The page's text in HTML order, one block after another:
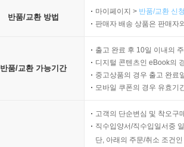
반품/교환 방법
마이페이지 > 반품/교환 신
판매자 배송 상품은 판매자
반품/교환 가능기간
출고 완료 후 10일 이내의
디지털 콘텐츠인 eBook의
중고상품의 경우 출고 완료
모바일 쿠폰의 경우 유효기
고객의 단순변심 및 착오구
직수입양서/직수입일서중
단, 아래의 주문/취소 조건